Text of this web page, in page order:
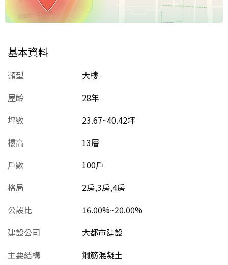
基本資料
類型
大樓
屋齡
28年
坪數
23.67~40.42坪
樓高
13層
戶數
100戶
格局
2房,3房,4房
公設比
16.00%~20.00%
建設公司
大都市建設
主要結構
鋼筋混凝土